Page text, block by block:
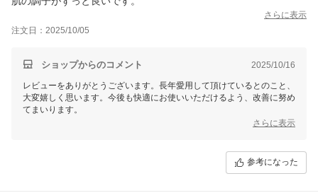
さらに表示
注文日：2025/10/05
ショップからのコメント 2025/10/16
レビューをありがとうございます。長年愛用して頂けているとのこと、
大変嬉しく思います。今後も快適にお使いいただけるよう、改善に努め
てまいります。
さらに表示
参考になった